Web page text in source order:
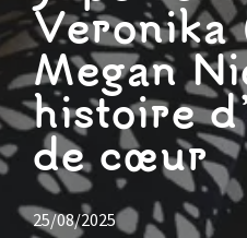
Veronika
Megan
histoire
de cœur
25/08/2025